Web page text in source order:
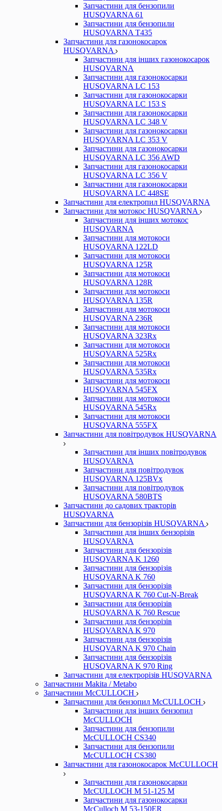
Запчастини для бензопили
HUSQVARNA 61
Запчастини для бензопили
HUSQVARNA T435
Запчастини для газонокосарок
HUSQVARNA
Запчастини для інших газонокосарок
HUSQVARNA
Запчастини для газонокосарки
HUSQVARNA LC 153
Запчастини для газонокосарки
HUSQVARNA LC 153 S
Запчастини для газонокосарки
HUSQVARNA LC 348 V
Запчастини для газонокосарки
HUSQVARNA LC 353 V
Запчастини для газонокосарки
HUSQVARNA LC 356 AWD
Запчастини для газонокосарки
HUSQVARNA LC 356 V
Запчастини для газонокосарки
HUSQVARNA LC 448SE
Запчастини для електропил HUSQVARNA
Запчастини для мотокос HUSQVARNA
Запчастини для інших мотокос
HUSQVARNA
Запчастини для мотокоси
HUSQVARNA 122LD
Запчастини для мотокоси
HUSQVARNA 125R
Запчастини для мотокоси
HUSQVARNA 128R
Запчастини для мотокоси
HUSQVARNA 135R
Запчастини для мотокоси
HUSQVARNA 236R
Запчастини для мотокоси
HUSQVARNA 323Rx
Запчастини для мотокоси
HUSQVARNA 525Rx
Запчастини для мотокоси
HUSQVARNA 535Rx
Запчастини для мотокоси
HUSQVARNA 545FX
Запчастини для мотокоси
HUSQVARNA 545Rx
Запчастини для мотокоси
HUSQVARNA 555FX
Запчастини для повітродувок HUSQVARNA
Запчастини для інших повітродувок
HUSQVARNA
Запчастини для повітродувок
HUSQVARNA 125BVx
Запчастини для повітродувок
HUSQVARNA 580BTS
Запчастини до садових тракторів
HUSQVARNA
Запчастини для бензорізів HUSQVARNA
Запчастини для інших бензорізів
HUSQVARNA
Запчастини для бензорізів
HUSQVARNA K 1260
Запчастини для бензорізів
HUSQVARNA K 760
Запчастини для бензорізів
HUSQVARNA K 760 Cut-N-Break
Запчастини для бензорізів
HUSQVARNA K 760 Rescue
Запчастини для бензорізів
HUSQVARNA K 970
Запчастини для бензорізів
HUSQVARNA K 970 Chain
Запчастини для бензорізів
HUSQVARNA K 970 Ring
Запчастини для електрорізів HUSQVARNA
Запчастини Makita / Metabo
Запчастини McCULLOCH
Запчастини для бензопил McCULLOCH
Запчастини для інших бензопил
McCULLOCH
Запчастини для бензопили
McCULLOCH CS340
Запчастини для бензопили
McCULLOCH CS380
Запчастини для газонокосарок McCULLOCH
Запчастини для газонокосарки
McCULLOCH M 51-125 M
Запчастини для газонокосарки
McCulloch M 53-150ER